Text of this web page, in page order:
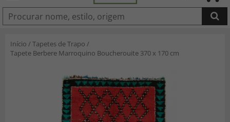
Início /Tapetes de Trapo /
Tapete Berbere Marroquino Boucherouite 370 x 170 cm